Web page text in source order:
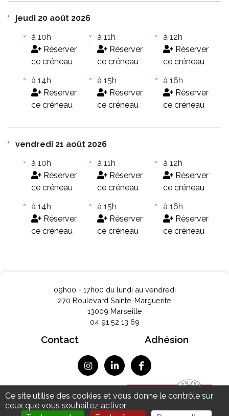
jeudi 20 août 2026
à 10h
Réserver
ce créneau
à 11h
Réserver
ce créneau
à 12h
Réserver
ce créneau
à 14h
Réserver
ce créneau
à 15h
Réserver
ce créneau
à 16h
Réserver
ce créneau
vendredi 21 août 2026
à 10h
Réserver
ce créneau
à 11h
Réserver
ce créneau
à 12h
Réserver
ce créneau
à 14h
Réserver
ce créneau
à 15h
Réserver
ce créneau
à 16h
Réserver
ce créneau
09h00 - 17h00 du lundi au vendredi
270 Boulevard Sainte-Marguerite
13009 Marseille
04 91 52 13 69
Contact Adhésion
Données personnelles
Plan du site
Ce site utilise des cookies et vous donne le contrôle sur
ceux que vous souhaitez activer